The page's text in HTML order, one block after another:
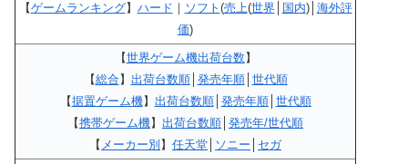
【ゲームランキング】 ハード ｜ ソフト (売上(世界 国内)│ 海外評
価)
【世界ゲーム機出荷台数】
【総合】 出荷台数順│ 発売年順│ 世代順
【据置ゲーム機】 出荷台数順│ 発売年順│ 世代順
【携帯ゲーム機】 出荷台数順 発売年/世代順
【 メーカー別 】 任天堂 ソニー セガ